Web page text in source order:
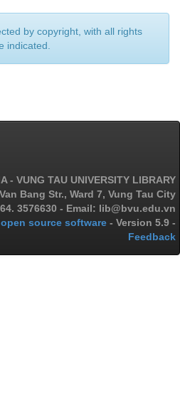
by copyright, with all rights
indicated.
- VUNG TAU UNIVERSITY LIBRARY
Bang Str., Ward 7, Vung Tau City
3576630 - Email: lib@bvu.edu.vn
open source software - Version 5.9 -
Feedback